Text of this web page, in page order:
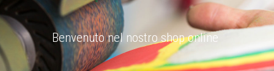
Benvenuto nel nostro shop online